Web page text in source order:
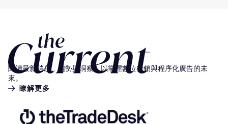
閱讀最新消息、趨勢與洞察，以掌握數位行銷與程序化廣告的未
來。
瞭解更多